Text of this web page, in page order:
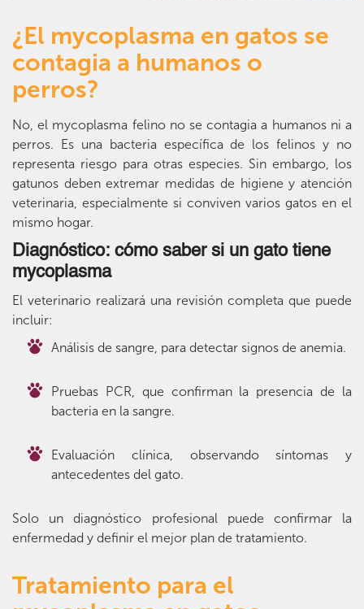
¿El mycoplasma en gatos se
contagia a humanos o
perros?
No, el mycoplasma felino no se contagia a humanos ni a
perros. Es una bacteria específica de los felinos y no
representa riesgo para otras especies. Sin embargo, los
gatunos deben extremar medidas de higiene y atención
veterinaria, especialmente si conviven varios gatos en el
mismo hogar.
Diagnóstico: cómo saber si un gato tiene
mycoplasma
El veterinario realizará una revisión completa que puede
incluir:
Análisis de sangre, para detectar signos de anemia.
Pruebas PCR, que confirman la presencia de la
bacteria en la sangre.
Evaluación clínica, observando síntomas y
antecedentes del gato.
Solo un diagnóstico profesional puede confirmar la
enfermedad y definir el mejor plan de tratamiento.
Tratamiento para el